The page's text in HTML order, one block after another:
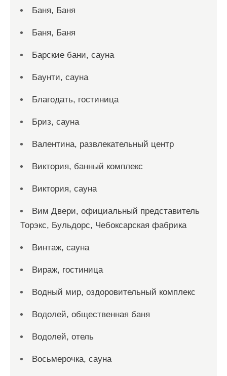
Баня, Баня
Баня, Баня
Барские бани, сауна
Баунти, сауна
Благодать, гостиница
Бриз, сауна
Валентина, развлекательный центр
Виктория, банный комплекс
Виктория, сауна
Вим Двери, официальный представитель
Торэкс, Бульдорс, Чебоксарская фабрика
Винтаж, сауна
Вираж, гостиница
Водный мир, оздоровительный комплекс
Водолей, общественная баня
Водолей, отель
Восьмерочка, сауна